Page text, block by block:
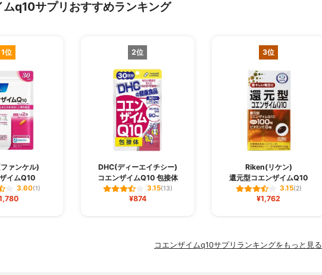
ムq10サプリおすすめランキング
1位
ァンケル)
イムQ10
3.60(1)
2位
DHC(ディーエイチシー)
コエンザイムQ10 包接体
3.15(13)
¥874
3位
Riken(リケン)
還元型コエンザイムQ10
3.15(2)
¥1,762
コエンザイムq10サプリランキングをもっと見る